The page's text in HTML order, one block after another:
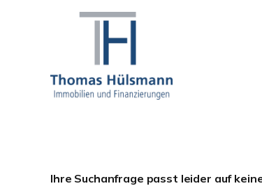
Ihre Suchanfrage passt leider auf